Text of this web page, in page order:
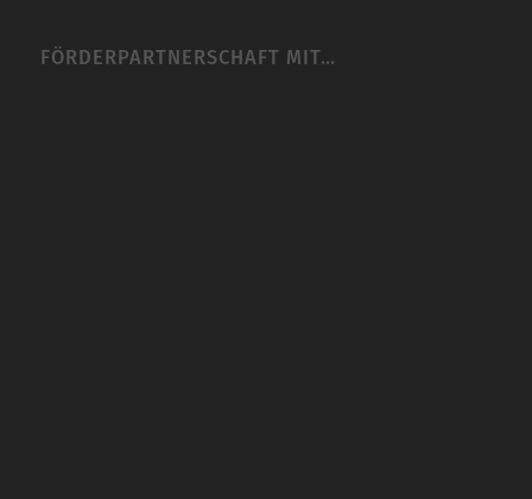
FÖRDERPARTNERSCHAFT MIT…